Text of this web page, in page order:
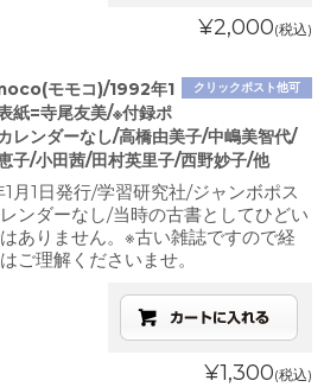
¥2,000(税込)
クリックポスト他可
モモコ)/1992年1
紙=寺尾友美/※付録ポ
レンダーなし/高橋由美子/中嶋美智代/
子/小田茜/田村英里子/西野妙子/他
月1日発行/学習研究社/ジャンボポス
ンダーなし/当時の古書としてひどい
ありません。※古い雑誌ですので経
ご理解くださいませ。
¥1,300(税込)